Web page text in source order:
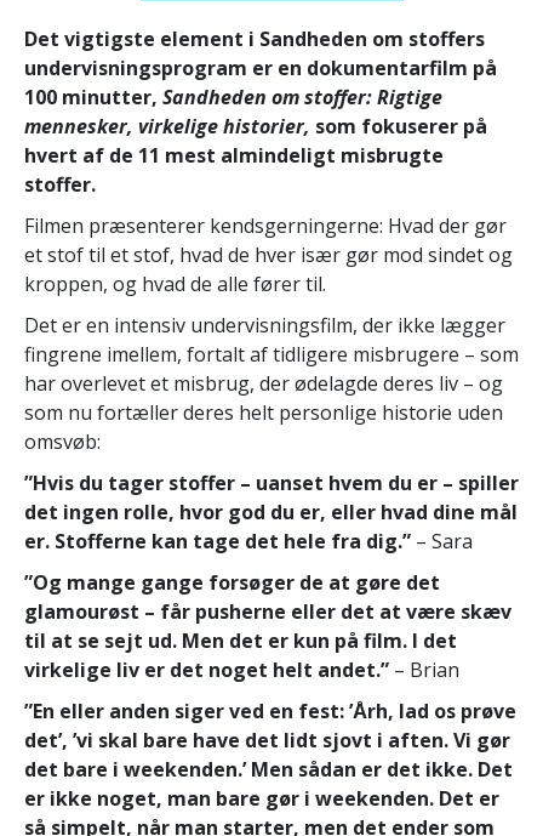
Det vigtigste element i Sandheden om stoffers
undervisningsprogram er en dokumentarfilm på
100 minutter, Sandheden om stoffer: Rigtige
mennesker, virkelige historier, som fokuserer på
hvert af de 11 mest almindeligt misbrugte
stoffer.
Filmen præsenterer kendsgerningerne: Hvad der gør
et stof til et stof, hvad de hver især gør mod sindet og
kroppen, og hvad de alle fører til.
Det er en intensiv undervisningsfilm, der ikke lægger
fingrene imellem, fortalt af tidligere misbrugere – som
har overlevet et misbrug, der ødelagde deres liv – og
som nu fortæller deres helt personlige historie uden
omsvøb:
”Hvis du tager stoffer – uanset hvem du er – spiller
det ingen rolle, hvor god du er, eller hvad dine mål
er. Stofferne kan tage det hele fra dig.” – Sara
”Og mange gange forsøger de at gøre det
glamourøst – får pusherne eller det at være skæv
til at se sejt ud. Men det er kun på film. I det
virkelige liv er det noget helt andet.” – Brian
”En eller anden siger ved en fest: ’Årh, lad os prøve
det’, ’vi skal bare have det lidt sjovt i aften. Vi gør
det bare i weekenden.’ Men sådan er det ikke. Det
er ikke noget, man bare gør i weekenden. Det er
så simpelt, når man starter, men det ender som